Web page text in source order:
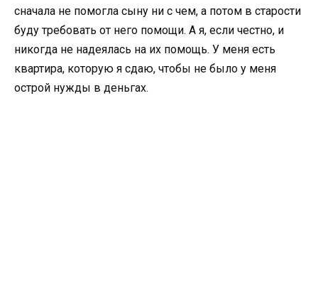
сначала не помогла сыну ни с чем, а потом в старости
буду требовать от него помощи. А я, если честно, и
никогда не надеялась на их помощь. У меня есть
квартира, которую я сдаю, чтобы не было у меня
острой нужды в деньгах.